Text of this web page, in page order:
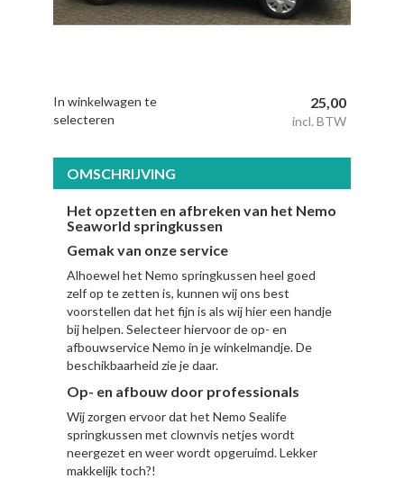
25,00
incl. BTW
In winkelwagen te
selecteren
OMSCHRIJVING
Het opzetten en afbreken van het Nemo
Seaworld springkussen
Gemak van onze service
Alhoewel het Nemo springkussen heel goed
zelf op te zetten is, kunnen wij ons best
voorstellen dat het fijn is als wij hier een handje
bij helpen. Selecteer hiervoor de op- en
afbouwservice Nemo in je winkelmandje. De
beschikbaarheid zie je daar.
Op- en afbouw door professionals
Wij zorgen ervoor dat het Nemo Sealife
springkussen met clownvis netjes wordt
neergezet en weer wordt opgeruimd. Lekker
makkelijk toch?!